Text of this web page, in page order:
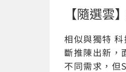
【隨選雲
相似與獨特
斷推陳出新，
不同需求，但